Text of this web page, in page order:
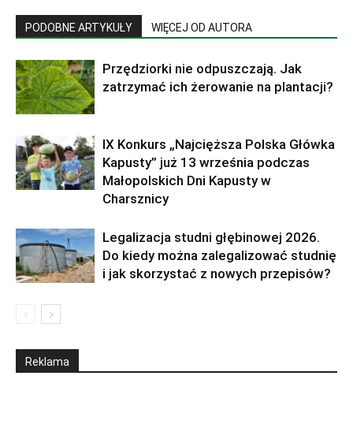
PODOBNE ARTYKUŁY WIĘCEJ OD AUTORA
Przędziorki nie odpuszczają. Jak
zatrzymać ich żerowanie na plantacji?
IX Konkurs „Najcięższa Polska Główka
Kapusty” już 13 września podczas
Małopolskich Dni Kapusty w
Charsznicy
Legalizacja studni głębinowej 2026.
Do kiedy można zalegalizować studnię
i jak skorzystać z nowych przepisów?
Reklama